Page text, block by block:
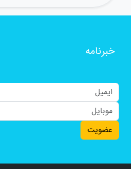
خبرنامه
عضویت